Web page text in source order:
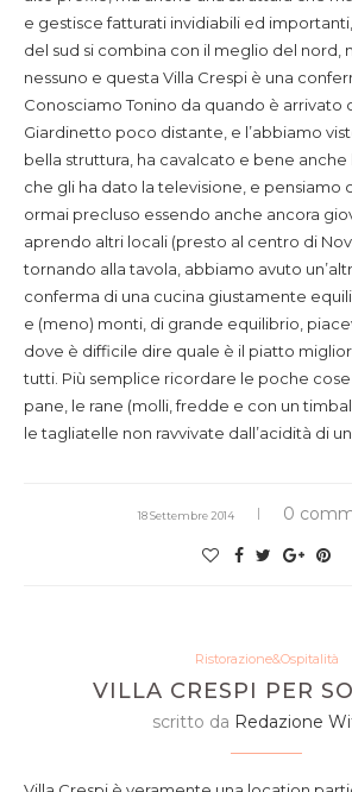
e gestisce fatturati invidiabili ed
del sud si combina con il meglio del nord,
nessuno e questa Villa Crespi è una
Conosciamo Tonino da quando è arrivato
Giardinetto poco distante, e l’abbiamo
bella struttura, ha cavalcato e bene
che gli ha dato la televisione, e pensiamo
ormai precluso essendo anche ancora
aprendo altri locali (presto al centro di
tornando alla tavola, abbiamo avuto
conferma di una cucina giustamente
e (meno) monti, di grande equilibrio,
dove è difficile dire quale è il piatto
tutti. Più semplice ricordare le poche
pane, le rane (molli, fredde e con un
le tagliatelle non ravvivate dall’acidità di
18 Settembre 2014 0
Ristorazione&Ospitalità
VILLA CRESPI PER
scritto da Redazione